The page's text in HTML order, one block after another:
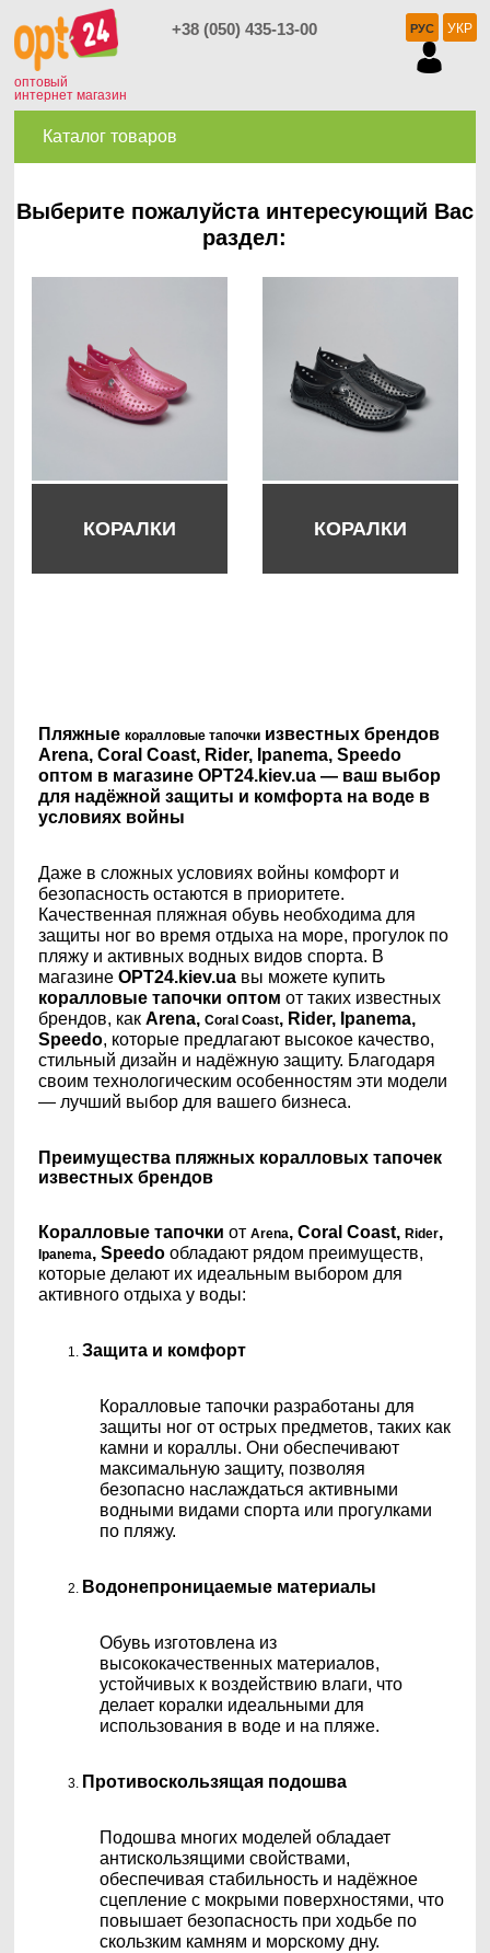
оптовый
интернет магазин
+38 (050) 435-13-00 РУС УКР
Каталог товаров
Выберите пожалуйста интересующий Вас
раздел:
КОРАЛКИ КОРАЛКИ
Пляжные коралловые тапочкиизвестных брендов
Arena, Coral Coast, Rider, Ipanema, Speedo
оптом в магазине OPT24.kiev.ua — ваш выбор
для надёжной защиты и комфорта на воде в
условиях войны
Даже в сложных условиях войны комфорт и
безопасность остаются в приоритете.
Качественная пляжная обувь необходима для
защиты ног во время отдыха на море, прогулок по
пляжу и активных водных видов спорта. В
магазине OPT24.kiev.uaвы можете купить
коралловые тапочки оптом от таких известных
брендов, как Arena, Coral Coast, Rider, Ipanema,
Speedo, которые предлагают высокое качество,
стильный дизайн и надёжную защиту. Благодаря
своим технологическим особенностям эти модели
— лучший выбор для вашего бизнеса.
Преимущества пляжных коралловых тапочек
известных брендов
Коралловые тапочки от Arena, Coral Coast, Rider,
Ipanema, Speedoобладают рядом преимуществ,
которые делают их идеальным выбором для
активного отдыха у воды:
Защита и комфорт
Коралловые тапочки разработаны для
защиты ног от острых предметов, таких как
камни и кораллы. Они обеспечивают
максимальную защиту, позволяя
безопасно наслаждаться активными
водными видами спорта или прогулками
по пляжу.
Водонепроницаемые материалы
Обувь изготовлена из
высококачественных материалов,
устойчивых к воздействию влаги, что
делает коралки идеальными для
использования в воде и на пляже.
Противоскользящая подошва
Подошва многих моделей обладает
антискользящими свойствами,
обеспечивая стабильность и надёжное
сцепление с мокрыми поверхностями, что
повышает безопасность при ходьбе по
скользким камням и морскому дну.